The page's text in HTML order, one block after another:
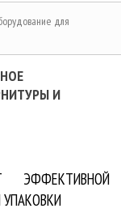
для
И
ЭФФЕКТИВНОЙ